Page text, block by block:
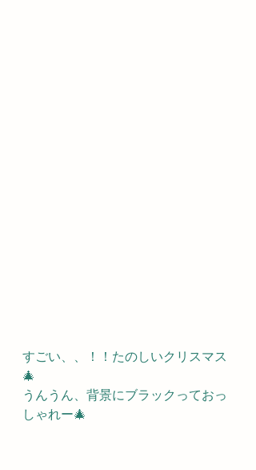
すごい、、！！たのしいクリスマス
🎄
うんうん、背景にブラックっておっ
しゃれー🎄